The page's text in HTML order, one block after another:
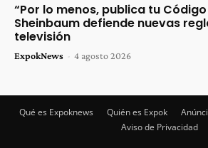
“Por lo menos, publica tu Código
Sheinbaum defiende nuevas
televisión
ExpokNews - 4 agosto 2026
Qué es Expoknews Quién es Expok
Aviso de Privacidad